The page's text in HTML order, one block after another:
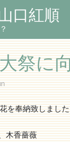
口紅順
祭に
を奉納致しまし
木香薔薇